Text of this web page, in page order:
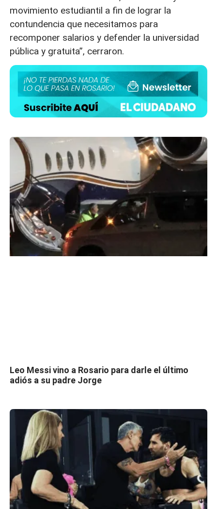
movimiento estudiantil a fin de lograr la
contundencia que necesitamos para
recomponer salarios y defender la universidad
pública y gratuita”, cerraron.
Leo Messi vino a Rosario para darle el último
adiós a su padre Jorge